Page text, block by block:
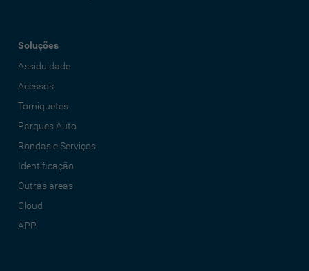
Soluções
Assiduidade
Acessos
Torniquetes
Parques Auto
Rondas e Serviços
Identificação
Outras áreas
Cloud
APP